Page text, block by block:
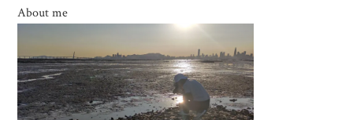
About me